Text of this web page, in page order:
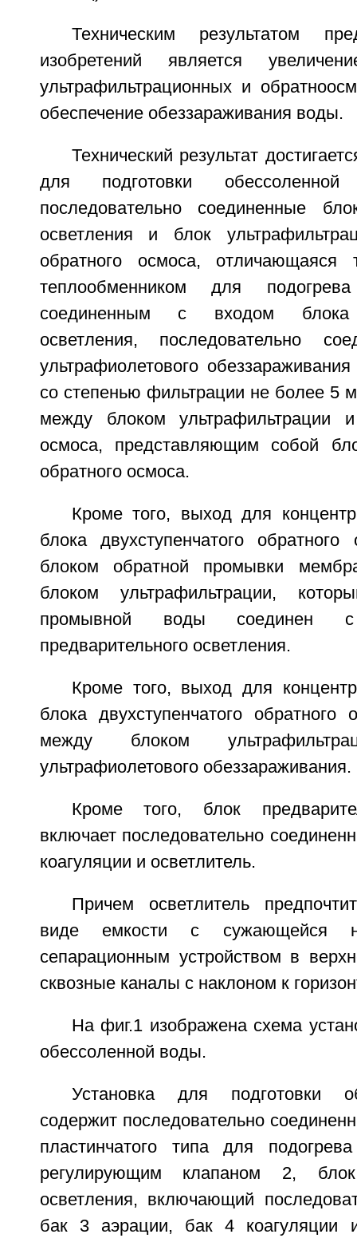
Техническим результатом
изобретений является
ультрафильтрационных и
обеспечение обеззараживания воды.
Технический результат
для подготовки
последовательно соединенные
осветления и блок
обратного осмоса,
теплообменником для
соединенным с входом блока
осветления, последовательно
ультрафиолетового
со степенью фильтрации не более 5
между блоком ультрафильтрации
осмоса, представляющим собой
обратного осмоса.
Кроме того, выход для
блока двухступенчатого
блоком обратной промывки
блоком ультрафильтрации,
промывной воды соединен
предварительного осветления.
Кроме того, выход для
блока двухступенчатого обратного
между блоком
ультрафиолетового обеззараживания.
Кроме того, блок
включает последовательно
коагуляции и осветлитель.
Причем осветлитель
виде емкости с сужающейся
сепарационным устройством в
сквозные каналы с наклоном к
На фиг.1 изображена схема
обессоленной воды.
Установка для подготовки
содержит последовательно
пластинчатого типа для
регулирующим клапаном 2, блок
осветления, включающий
бак 3 аэрации, бак 4 коагуляции